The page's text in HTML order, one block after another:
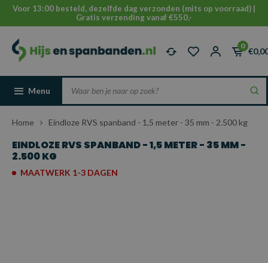
Voor 13:00 besteld, dezelfde dag verzonden (mits op voorraad) |
Gratis verzending vanaf €550,-
0
Menu
Home Eindloze RVS spanband - 1,5 meter - 35 mm - 2.500 kg
EINDLOZE RVS SPANBAND - 1,5 METER - 35 MM -
2.500 KG
MAATWERK 1-3 DAGEN